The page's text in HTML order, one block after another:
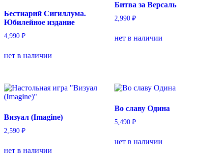
Бестиарий Сигиллума.
Юбилейное издание
4,990 ₽
нет в наличии
Битва за Версаль
2,990 ₽
нет в наличии
Визуал (Imagine)
2,590 ₽
нет в наличии
Во славу Одина
5,490 ₽
нет в наличии